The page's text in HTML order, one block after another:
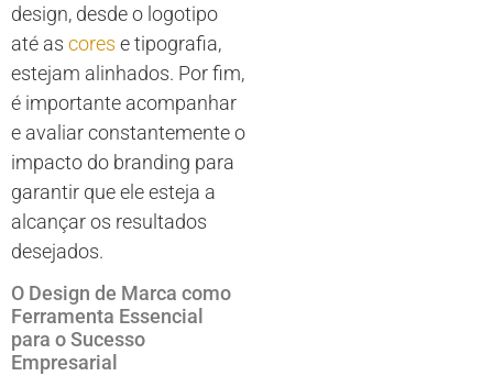
design, desde o logotipo
até as cores e tipografia,
estejam alinhados. Por fim,
é importante acompanhar
e avaliar constantemente o
impacto do branding para
garantir que ele esteja a
alcançar os resultados
desejados.
O Design de Marca como
Ferramenta Essencial
para o Sucesso
Empresarial